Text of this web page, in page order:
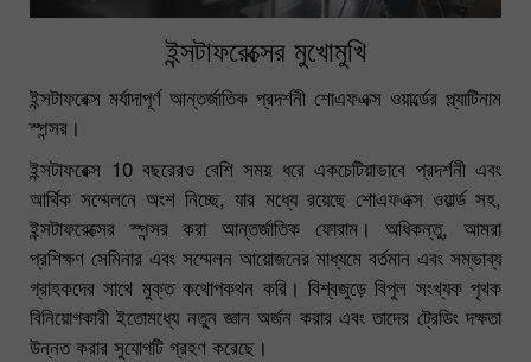
ইন্সটাফরেক্সের মুখোমুখি
ইন্সটাফরেক্স মর্যাদাপূর্ণ আন্তর্জাতিক প্রদর্শনী শোএফএক্স ওয়ার্ল্ডের প্ল্যাটিনাম
স্পন্সর।
ইন্সটাফরেক্স 10 বছরেরও বেশি সময় ধরে একচেটিয়াভাবে প্রদর্শনী এবং
আর্থিক সম্মেলনে অংশ নিচ্ছে, যার মধ্যে রয়েছে শোএফএক্স ওয়ার্ল্ড সহ,
ইন্সটাফরেক্সের স্পন্সর করা আন্তর্জাতিক ফোরাম। অধিকন্তু, আমরা
প্রশিক্ষণ সেমিনার এবং সম্মেলন আয়োজনের মাধ্যমে বর্তমান এবং সম্ভাব্য
গ্রাহকদের সাথে মুক্ত কথোপকথন করি। বিশ্বজুড়ে বিপুল সংখ্যক পৃথক
বিনিয়োগকারী ইতোমধ্যে নতুন জ্ঞান অর্জন করার এবং তাদের ট্রেডিং দক্ষতা
উন্নত করার সুযোগটি গ্রহণ করেছে।